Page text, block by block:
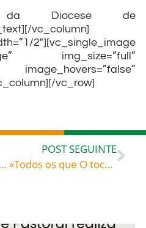
Diocese de
vc_column]
2″][vc_single_image
img_size=”full”
image_hovers=”false”
vc_row]
Fraternidade e cuidado da casa comum. Por Dom Rafael Biernaski
POST SEGUINTE
«Todos os que O tocavam ficavam curados» – Santo Agostinho (354-430), bispo de Hipona (norte de África), doutor da Igreja